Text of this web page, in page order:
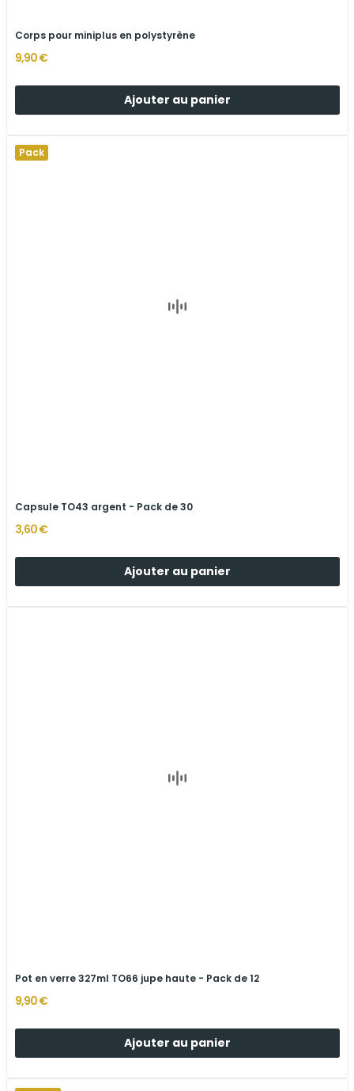
Corps pour miniplus en polystyrène
9,90 €
Ajouter au panier
Pack
Capsule TO43 argent - Pack de 30
3,60 €
Ajouter au panier
Pot en verre 327ml TO66 jupe haute - Pack de 12
9,90 €
Ajouter au panier